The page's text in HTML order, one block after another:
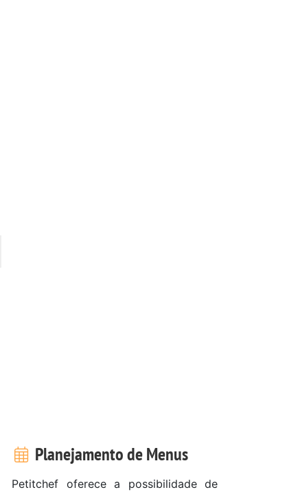
Planejamento de Menus
Petitchef oferece a possibilidade de